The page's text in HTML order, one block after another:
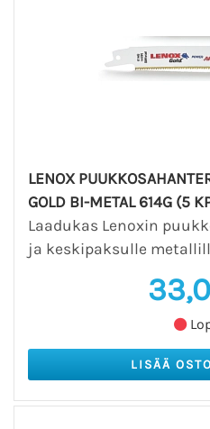
LENOX
GOLD BI-METAL 614G (5
Laadukas Lenoxin
ja keskipaksulle